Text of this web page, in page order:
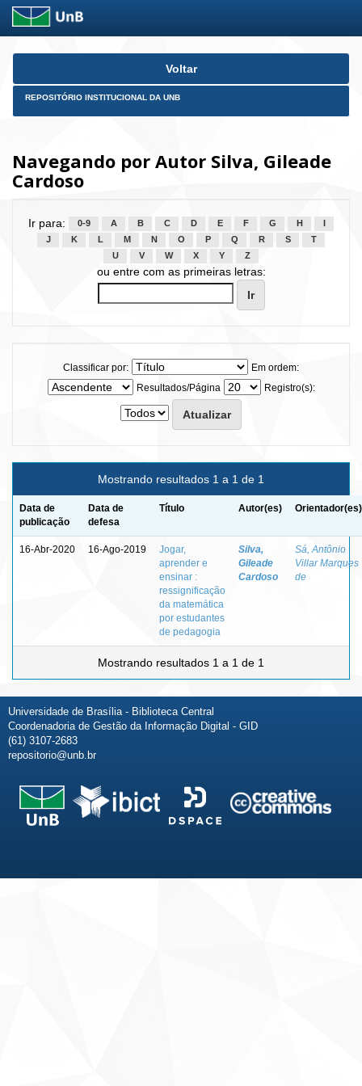
Skip
Voltar
REPOSITÓRIO INSTITUCIONAL DA UNB
Navegando por Autor Silva, Gileade
Cardoso
Ir para: 0-9 A B C D E F G H
J
K L M N O P Q R S
T
U
V W X Y Z
ou entre com as primeiras letras:
Classificar por:
Em ordem:
Resultados/Página
Registro(s):
Mostrando resultados 1 a 1 de 1
Data de
publicação
Data de
defesa
Título Autor(es) Orientador(es)
16-Abr-2020 16-Ago-2019
Jogar,
aprender e
ensinar :
ressignificação
da matemática
por estudantes
de pedagogia
Silva,
Gileade
Cardoso
Sá, Antônio
Villar Marques
de
Mostrando resultados 1 a 1 de 1
Universidade de Brasília - Biblioteca Central
Coordenadoria de Gestão da Informação Digital - GID
(61) 3107-2683
repositorio@unb.br